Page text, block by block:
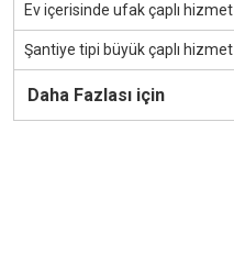
Ev içerisinde ufak çaplı hizmet
Şantiye tipi büyük çaplı hizmet
Daha Fazlası için